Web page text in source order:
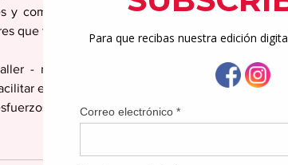
y comenzar a planificar la creación de
que fortalezcan la prevención, el respeto y el
- reafirmamos que la educación
el trabajo del liderazgo comunitario que
para una respuesta efectiva ante